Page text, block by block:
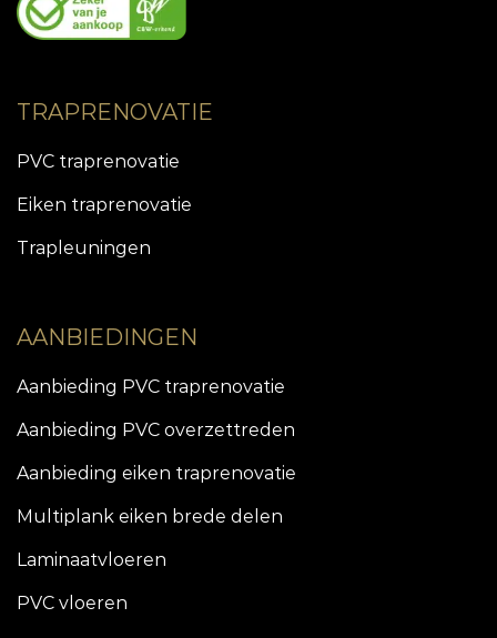
TRAPRENOVATIE
PVC traprenovatie
Eiken traprenovatie
Trapleuningen
AANBIEDINGEN
Aanbieding PVC traprenovatie
Aanbieding PVC overzettreden
Aanbieding eiken traprenovatie
Multiplank eiken brede delen
Laminaatvloeren
PVC vloeren